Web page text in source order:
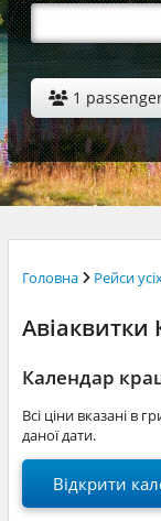
1
Головна Рейси
Авіаквитки
Календар
Всі ціни вказані в
даної дати.
Відкрити